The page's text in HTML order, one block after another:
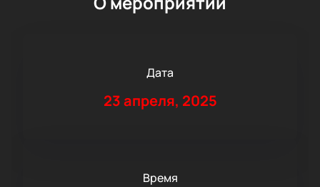
Дата
23 апреля, 2025
Время